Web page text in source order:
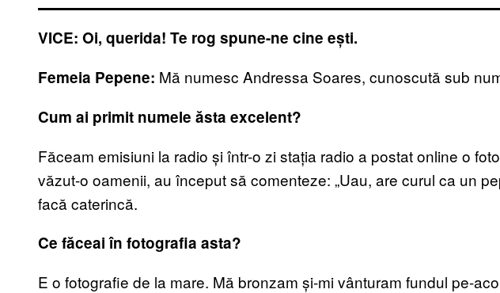
VICE: Oi, querida! Te rog spune-ne cine ești.
Femeia Pepene: Mă numesc Andressa Soares, cunoscută sub
Cum ai primit numele ăsta excelent?
Făceam emisiuni la radio și într-o zi stația radio a postat online o
văzut-o oamenii, au început să comenteze: „Uau, are curul ca un
facă caterincă.
Ce făceai în fotografia asta?
E o fotografie de la mare. Mă bronzam și-mi vânturam fundul pe-